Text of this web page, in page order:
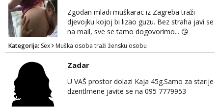
Zgodan mladi muškarac iz Zagreba traži
djevojku kojoj bi lizao guzu. Bez straha javi se
na mail, sve se tamo dogovorimo... 😘
Kategorija: Sex Muška osoba traži žensku osobu
Zadar
U VAŠ prostor dolazi Kaja 45g.Samo za starije
dzentlmene javite se na 095 7779953